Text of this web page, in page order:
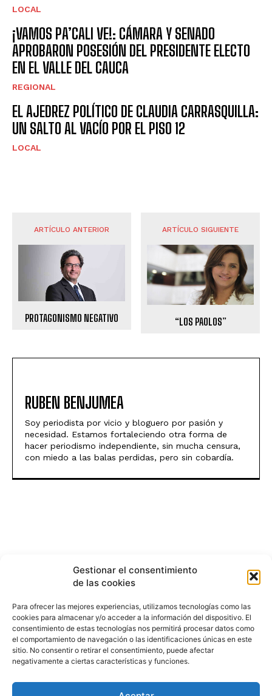
Gestionar el consentimiento
de las cookies
Para ofrecer las mejores experiencias, utilizamos tecnologías como las
cookies para almacenar y/o acceder a la información del dispositivo. El
consentimiento de estas tecnologías nos permitirá procesar datos como
el comportamiento de navegación o las identificaciones únicas en este
sitio. No consentir o retirar el consentimiento, puede afectar
negativamente a ciertas características y funciones.
LOCAL
¡VAMOS PA’CALI VE!: CÁMARA Y SENADO
APROBARON POSESIÓN DEL PRESIDENTE ELECTO
EN EL VALLE DEL CAUCA
REGIONAL
EL AJEDREZ POLÍTICO DE CLAUDIA CARRASQUILLA:
UN SALTO AL VACÍO POR EL PISO 12
LOCAL
ARTÍCULO ANTERIOR
PROTAGONISMO NEGATIVO
ARTÍCULO SIGUIENTE
“LOS PAOLOS”
RUBEN BENJUMEA
Soy periodista por vicio y bloguero por pasión y
necesidad. Estamos fortaleciendo otra forma de
hacer periodismo independiente, sin mucha censura,
con miedo a las balas perdidas, pero sin cobardía.